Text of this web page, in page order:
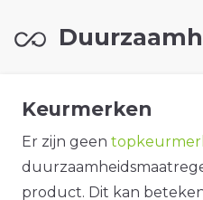
Keurmerken
Er zijn geen
product. Dit kan